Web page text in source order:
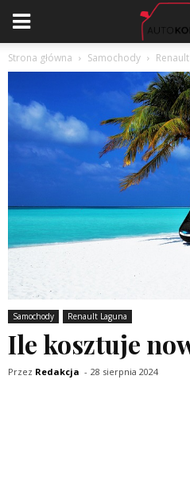
Strona główna Samochody
Samochody Renault Laguna
Ile kosztuje
Przez Redakcja - 28 sierpnia 2024